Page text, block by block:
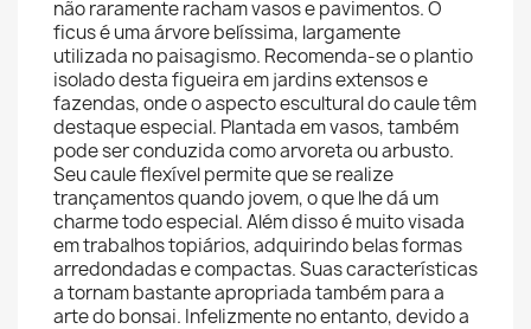
não raramente racham vasos e pavimentos. O
ficus é uma árvore belíssima, largamente
utilizada no paisagismo. Recomenda-se o plantio
isolado desta figueira em jardins extensos e
fazendas, onde o aspecto escultural do caule têm
destaque especial. Plantada em vasos, também
pode ser conduzida como arvoreta ou arbusto.
Seu caule flexível permite que se realize
trançamentos quando jovem, o que lhe dá um
charme todo especial. Além disso é muito visada
em trabalhos topiários, adquirindo belas formas
arredondadas e compactas. Suas características
a tornam bastante apropriada também para a
arte do bonsai. Infelizmente no entanto, devido a